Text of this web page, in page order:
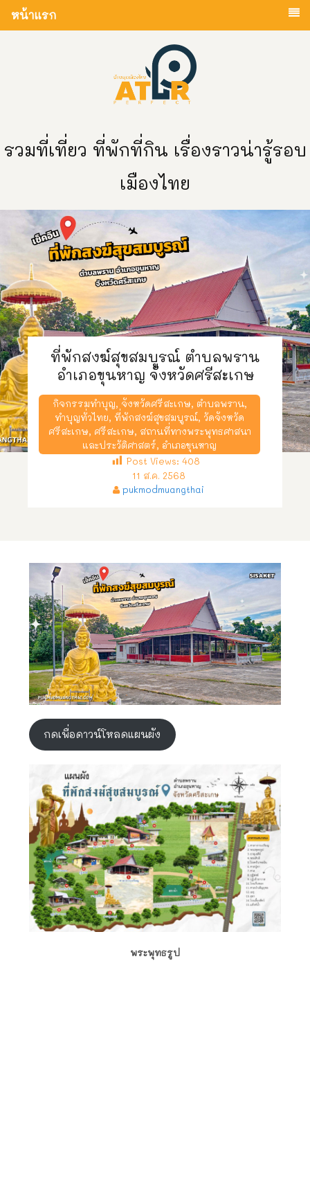
หน้าแรก
รวมที่เที่ยว ที่พักที่กิน เรื่องราวน่ารู้รอบ
เมืองไทย
ที่พักสงฆ์สุขสมบูรณ์​ ตำบลพราน
อำเภอขุนหาญ จังหวัดศรีสะเกษ
กิจกรรมทำบุญ, จังหวัดศรีสะเกษ, ตำบลพราน,
ทำบุญทั่วไทย, ที่พักสงฆ์สุขสมบูรณ์​, วัดจังหวัด
ศรีสะเกษ, ศรีสะเกษ, สถานที่ทางพระพุทธศาสนา
และประวัติศาสตร์, อำเภอขุนหาญ
Post Views: 408
11 ส.ค. 2568
pukmodmuangthai
กดเพื่อดาวน์โหลดแผนผัง
พระพุทธรูป